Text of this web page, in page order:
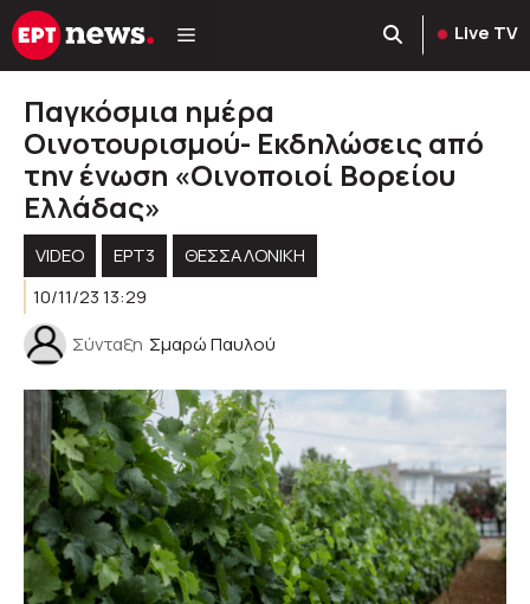
Μετάβαση
σε
Live TV
Παγκόσμια ημέρα
Οινοτουρισμού- Εκδηλώσεις από
την ένωση «Οινοποιοί Βορείου
Ελλάδας»
VIDEO ΕΡΤ3
ΘΕΣΣΑΛΟΝΙΚΗ
10/11/23 13:29
Σύνταξη Σμαρώ Παυλού